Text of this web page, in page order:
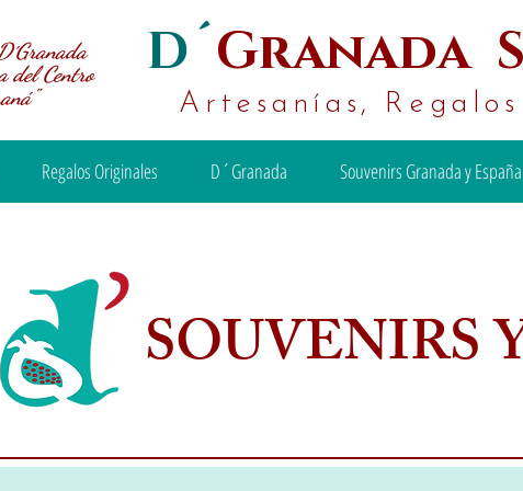
del Centro
D´Granada
Artesanías,
Regalos Originales D´Granada Souvenirs Granada y España
SOUVENIRS